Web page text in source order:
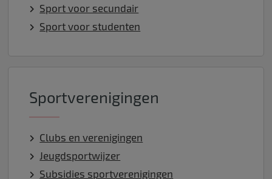
Sport voor secundair
Sport voor studenten
Sportverenigingen
Clubs en verenigingen
Jeugdsportwijzer
Subsidies sportverenigingen